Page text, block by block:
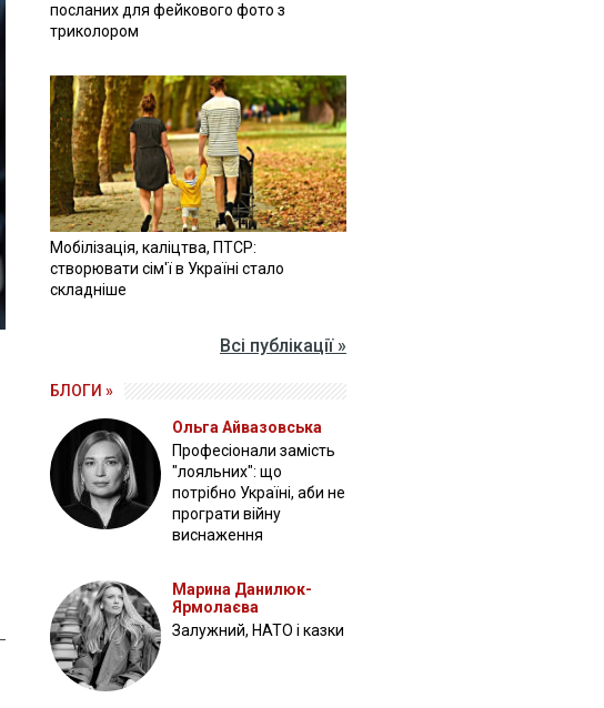
посланих для фейкового фото з
триколором
Мобілізація, каліцтва, ПТСР:
створювати сім'ї в Україні стало
складніше
Всі публікації »
БЛОГИ »
Ольга Айвазовська
Професіонали замість
"лояльних": що
потрібно Україні, аби не
програти війну
виснаження
Марина Данилюк-
Ярмолаєва
Залужний, НАТО і казки